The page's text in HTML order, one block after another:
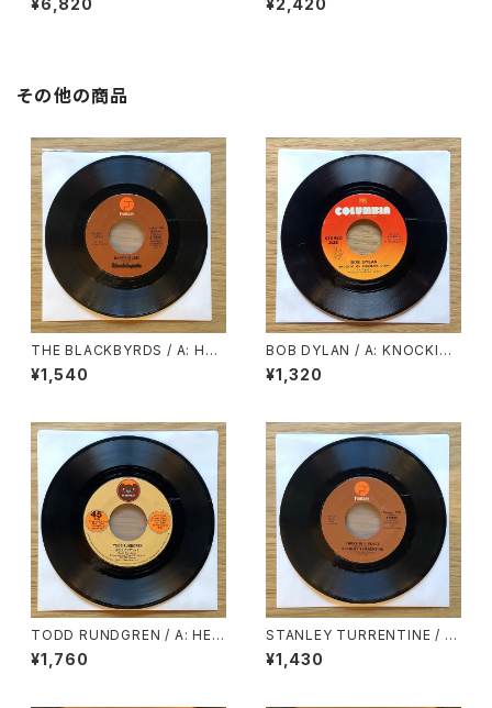
¥6,820
B: WHY MUST YOUR LOVE
¥2,420
その他の商品
THE BLACKBYRDS / A: HAP
PY MUSIC / B: LOVE SO FIN
E
¥1,540
BOB DYLAN / A: KNOCKIN’
ON HEAVEN’S DOOR / B: T
URKEY CHASE
¥1,320
TODD RUNDGREN / A: HEL
LO IT’S ME / B: COLD MOR
NING LIGHT
¥1,760
STANLEY TURRENTINE / A:
EVIL WAYS / B: LOVE HANG
OVER
¥1,430